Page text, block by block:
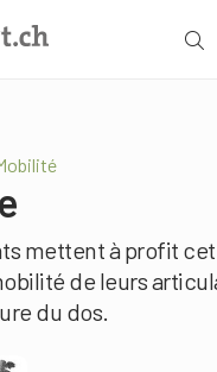
mettent à profit
de leurs
du dos.